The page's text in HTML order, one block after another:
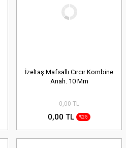
İzeltaş Mafsallı Cırcır Kombine
Anah. 10 Mm
0,00 TL
0,00 TL %25